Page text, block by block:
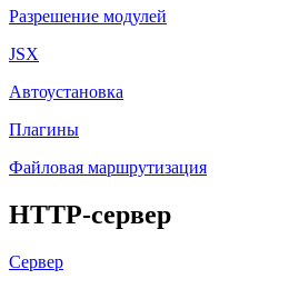
Разрешение модулей
JSX
Автоустановка
Плагины
Файловая маршрутизация
HTTP-сервер
Сервер